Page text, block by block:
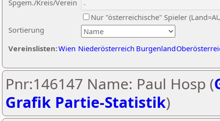
Sortierung
Spgem./Kreis/Verein
Nur "österreichische" Spieler
Vereinslisten:Wien Niederösterreich Burgenland
Pnr:146147 Name: Paul Hosp (
Grafik Partie-Statistik)